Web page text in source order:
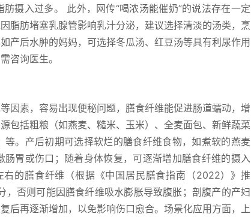
摄入过多。 此外，网传“喝浓汤能催奶”的说法存在一定
脂肪堵塞乳腺管影响乳汁分泌，建议选择清淡的汤类，烹
产后水肿的妈妈，可选择冬瓜汤、红豆汤等具有利尿作用
咨询医生。
因素，容易出现便秘问题，膳食纤维能促进肠道蠕动，增
包括粗粮（如燕麦、糙米、玉米）、全麦面包、新鲜蔬菜
等。产后初期可选择软烂的膳食纤维食物，如煮软的燕麦
胃或伤口；随着身体恢复，可逐渐增加膳食纤维的摄入
的膳食纤维（根据《中国居民膳食指南（2022）》推
否则可能因膳食纤维吸水膨胀导致腹胀；剖腹产的产妇
后再逐渐增加，以免影响伤口愈合。场景化应用方面，上